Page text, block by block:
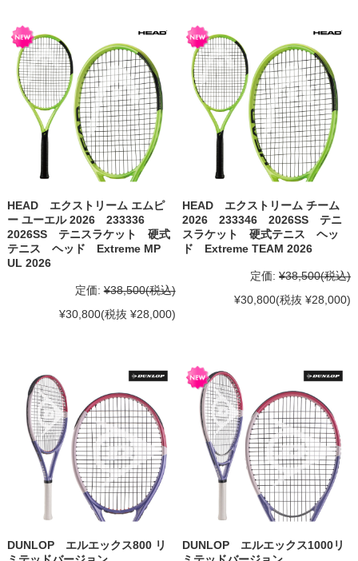
HEAD エクストリーム エムピ
ー ユーエル 2026 233336
2026SS テニスラケット 硬式
テニス ヘッド Extreme MP
UL 2026
定価: ¥38,500(税込)
¥30,800(税抜 ¥28,000)
HEAD エクストリーム チーム
2026 233346 2026SS テニ
スラケット 硬式テニス ヘッ
ド Extreme TEAM 2026
定価: ¥38,500(税込)
¥30,800(税抜 ¥28,000)
DUNLOP エルエックス800 リ
DUNLOP エルエックス1000リ